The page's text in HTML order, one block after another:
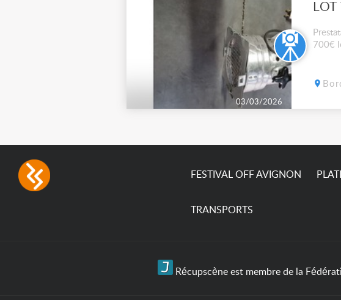
03/03/2026
700€
FESTIVAL OFF AVIGNON
TRANSPORTS
Récupscène est membre de la